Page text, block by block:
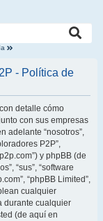
- Política de
detalle cómo
con sus empresas
adelante “nosotros”,
P2P”,
y phpBB (de
“sus”, “software
“phpBB Limited”,
cualquier
durante cualquier
(de aquí en